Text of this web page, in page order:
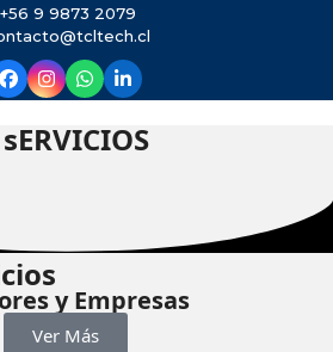
+56 9 9873 2079
sERVICIOS
y Empresas
Ver Más